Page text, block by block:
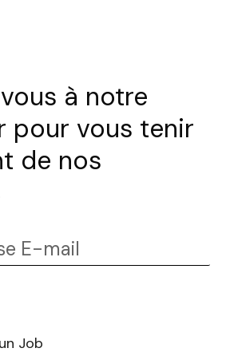
à notre
pour vous tenir
de nos
Job